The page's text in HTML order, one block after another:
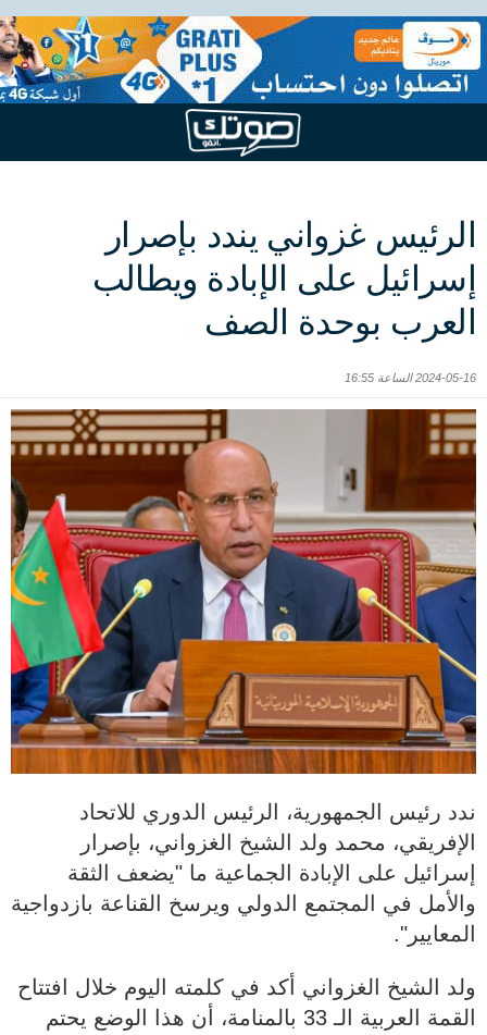
الرئيس غزواني يندد بإصرار
إسرائيل على الإبادة ويطالب
العرب بوحدة الصف
2024-05-16 الساعة 16:55
ندد رئيس الجمهورية، الرئيس الدوري للاتحاد
الإفريقي، محمد ولد الشيخ الغزواني، بإصرار
إسرائيل على الإبادة الجماعية ما "يضعف الثقة
والأمل في المجتمع الدولي ويرسخ القناعة بازدواجية
المعايير".
ولد الشيخ الغزواني أكد في كلمته اليوم خلال افتتاح
القمة العربية الـ 33 بالمنامة، أن هذا الوضع يحتم